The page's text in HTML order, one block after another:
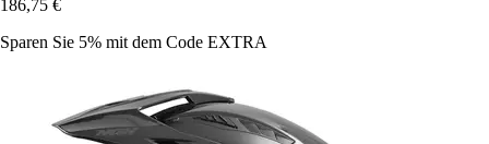
186,75 €
Sparen Sie 5% mit dem Code EXTRA